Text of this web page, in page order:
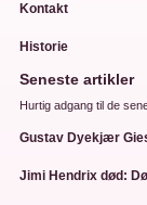
Kontakt
Historie
Seneste artikler
Hurtig adgang til de
Gustav Dyekjær
Jimi Hendrix død: